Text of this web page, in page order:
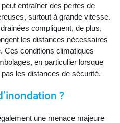
entraîner des pertes de
surtout à grande vitesse.
compliquent, de plus,
les distances nécessaires
Ces conditions climatiques
en particulier lorsque
les distances de sécurité.
?
une menace majeure